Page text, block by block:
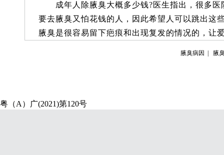
成年人除腋臭大概多少钱?医生指出，很多医
要去腋臭又怕花钱的人，因此希望人可以跳出这
腋臭是很容易留下疤痕和出现复发的情况的，让
腋臭病因 腋
粤（A）广(2021)第120号